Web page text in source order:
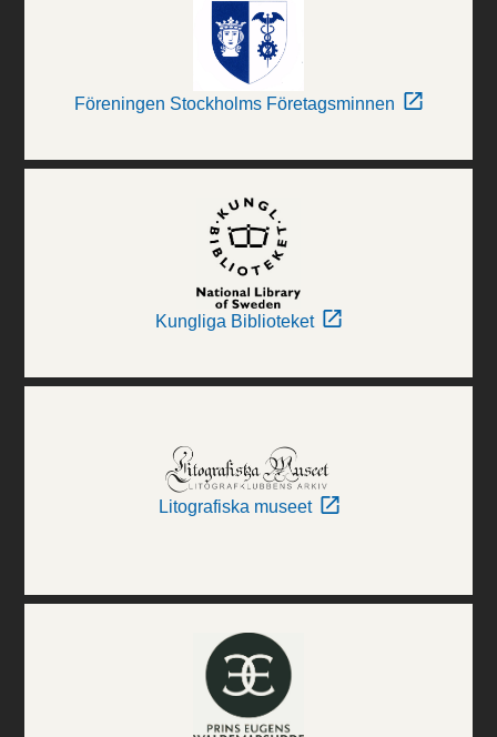
Föreningen Stockholms Företagsminnen
Kungliga Biblioteket
Litografiska museet